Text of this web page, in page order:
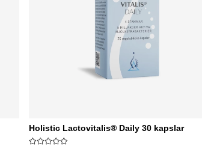
Holistic Lactovitalis® Daily 30 kapslar